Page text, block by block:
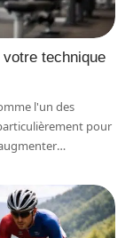
technique
l'un des
pour
…